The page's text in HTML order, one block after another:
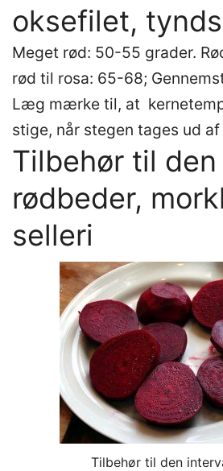
oksefilet,
Meget rød: 50-55 grader.
rød til rosa: 65-68;
Læg mærke til, at
stige, når stegen tages ud af
Tilbehør til
rødbeder,
selleri
Tilbehør til den